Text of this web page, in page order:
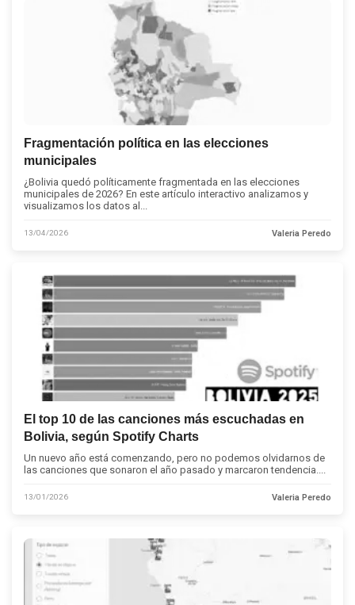
Fragmentación política en las elecciones
municipales
¿Bolivia quedó políticamente fragmentada en las elecciones
municipales de 2026? En este artículo interactivo analizamos y
visualizamos los datos al...
13/04/2026 Valeria Peredo
El top 10 de las canciones más escuchadas en
Bolivia, según Spotify Charts
Un nuevo año está comenzando, pero no podemos olvidarnos de
las canciones que sonaron el año pasado y marcaron tendencia....
13/01/2026 Valeria Peredo